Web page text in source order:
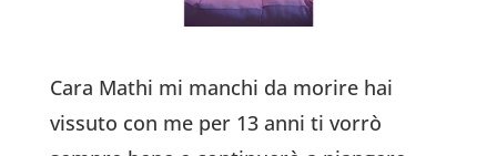
Cara Mathi mi manchi da morire hai
vissuto con me per 13 anni ti vorrò